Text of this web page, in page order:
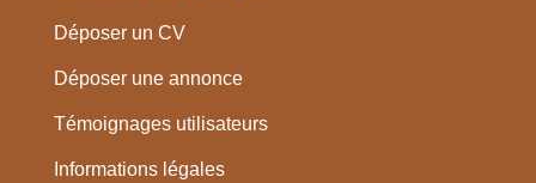
Déposer un CV
Déposer une annonce
Témoignages utilisateurs
Informations légales